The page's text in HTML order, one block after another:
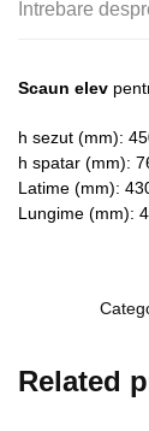
Întrebare
Scaun elev
h sezut (mm):
h spatar (mm):
Latime (mm):
Lungime (mm):
Related